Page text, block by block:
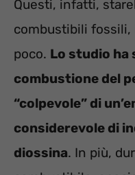
Questi, infatti,
combustibili fossili,
poco. Lo studio ha
combustione del
“colpevole” di
considerevole di
diossina. In più,